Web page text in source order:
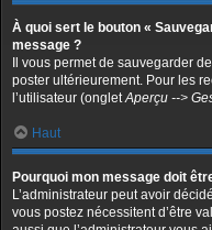
À quoi sert le bouton «
message ?
Il vous permet de sauvegarder
poster ultérieurement. Pour les
l’utilisateur (ongletAperçu -->
Haut
Pourquoi mon message doit
L’administrateur peut avoir
vous postez nécessitent d’être